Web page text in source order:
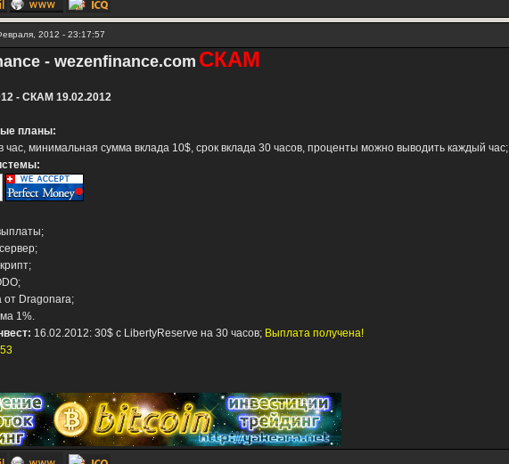
2012 - 23:17:57
- wezenfinance.com СКАМ
- СКАМ 19.02.2012
планы:
час, минимальная сумма вклада 10$, срок вклада 30 часов, проценты можно выводить каждый час;
от Dragonara;
1%.
16.02.2012: 30$ с LibertyReserve на 30 часов; Выплата получена!